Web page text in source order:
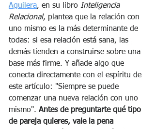
Aguilera, en su libro Inteligencia
Relacional, plantea que la relación con
uno mismo es la más determinante de
todas: si esa relación está sana, las
demás tienden a construirse sobre una
base más firme. Y añade algo que
conecta directamente con el espíritu de
este artículo: "Siempre se puede
comenzar una nueva relación con uno
mismo". Antes de preguntarte qué tipo
de pareja quieres, vale la pena